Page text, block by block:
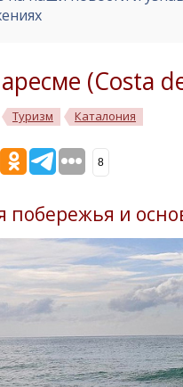
(Costa
Туризм Каталония
8
побережья и